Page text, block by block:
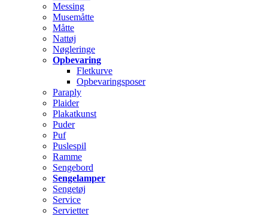
Messing
Musemåtte
Måtte
Nattøj
Nøgleringe
Opbevaring
Fletkurve
Opbevaringsposer
Paraply
Plaider
Plakatkunst
Puder
Puf
Puslespil
Ramme
Sengebord
Sengelamper
Sengetøj
Service
Servietter